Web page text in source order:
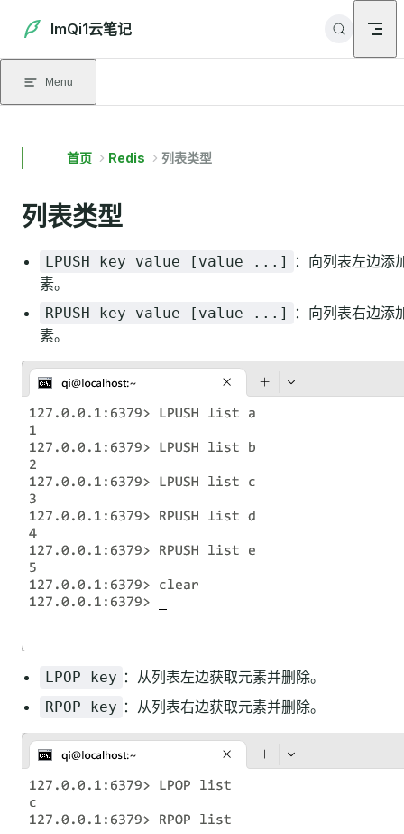
Skip to content
ImQi1云笔记
Menu
首页 Redis 列表类型
列表类型
LPUSH key value [value ...]
：向列表左边添
素。
RPUSH key value [value ...]
：向列表右边添
素。
LPOP key ：从列表左边获取元素并删除。
RPOP key ：从列表右边获取元素并删除。